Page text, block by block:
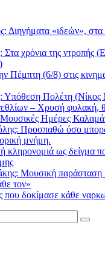
Διηγήματα «ιδεών», στα
Στα χρόνια της ντροπής
Πέμπτη (6/8) στις
Υπόθεση Πολέτη
– Χρυσή φυλακή,
Μουσικές Ημέρες
Προσπαθώ όσο
μνήμη.
κληρονομιά ως δείγμα
Μουσική παράσταση
τον»
που δοκίμασε κάθε